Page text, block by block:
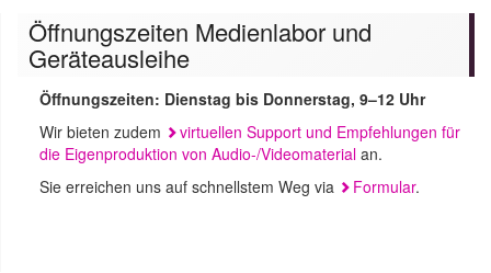
Öffnungszeiten Medienlabor und
Geräteausleihe
Öffnungszeiten: Dienstag bis Donnerstag, 9–12 Uhr
Wir bieten zudem
virtuellen Support und Empfehlungen für
die Eigenproduktion von Audio-/Videomaterial an.
Sie erreichen uns auf schnellstem Weg via
Formular.